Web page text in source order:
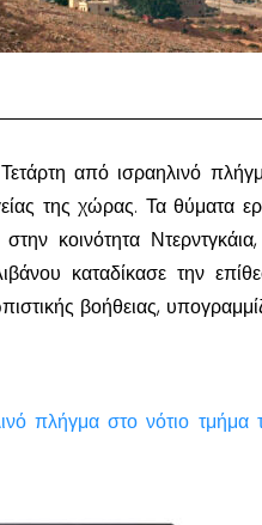
από ισραηλινό
της χώρας. Τα θύματα
κοινότητα
καταδίκασε την
βοήθειας,
πλήγμα στο νότιο τμήμα